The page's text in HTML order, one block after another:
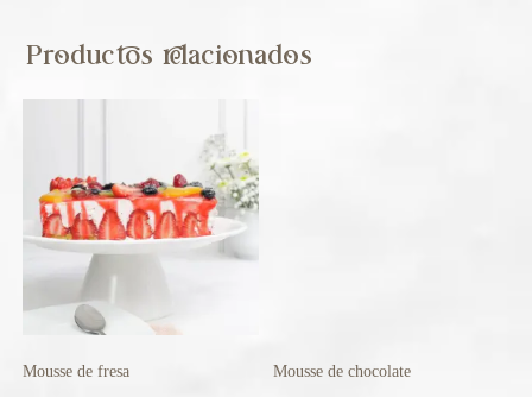
Productos relacionados
Mousse de fresa Mousse de chocolate